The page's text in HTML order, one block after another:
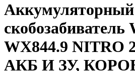
Аккумуляторный
скобозабиватель
WX844.9 NITRO
АКБ И ЗУ,